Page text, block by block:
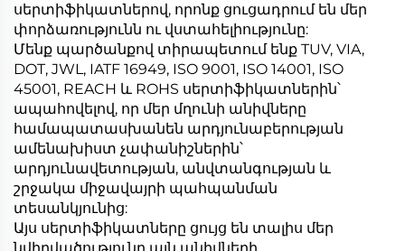
սերտիֆիկատներով, որոնք ցուցադրում են մեր
փորձառությունն ու վստահելիությունը:
Մենք պարծանքով տիրապետում ենք TUV, VIA,
DOT, JWL, IATF 16949, ISO 9001, ISO 14001, ISO
45001, REACH և ROHS սերտիֆիկատներին՝
ապահովելով, որ մեր մղունի անիվները
համապատասխանեն արդյունաբերության
ամենախիստ չափանիշներին՝
արդյունավետության, անվտանգության և
շրջակա միջավայրի պահպանման
տեսանկյունից:
Այս սերտիֆիկատները ցույց են տալիս մեր